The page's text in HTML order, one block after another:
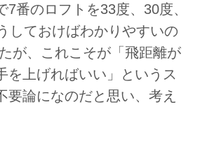
7番のロフトを33度、30度、
しておけばわかりやすいの
が、これこそが「飛距離が
を上げればいい」というス
要論になのだと思い、考え